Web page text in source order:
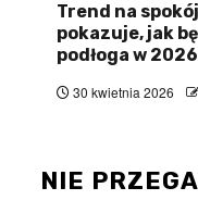
Trend na
pokazuje, jak
podłoga w
30 kwietnia 2026
NIE